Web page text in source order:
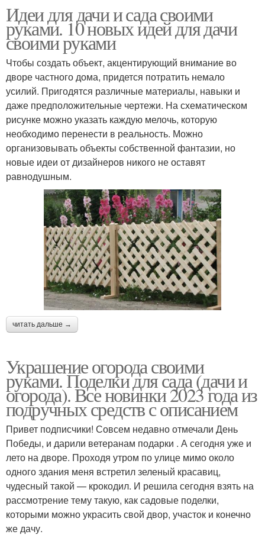
Идеи для дачи и сада своими
руками. 10 новых идей для дачи
своими руками
Чтобы создать объект, акцентирующий внимание во
дворе частного дома, придется потратить немало
усилий. Пригодятся различные материалы, навыки и
даже предположительные чертежи. На схематическом
рисунке можно указать каждую мелочь, которую
необходимо перенести в реальность. Можно
организовывать объекты собственной фантазии, но
новые идеи от дизайнеров никого не оставят
равнодушным.
читать дальше →
Украшение огорода своими
руками. Поделки для сада (дачи и
огорода). Все новинки 2023 года из
подручных средств с описанием
Привет подписчики! Совсем недавно отмечали День
Победы, и дарили ветеранам подарки . А сегодня уже и
лето на дворе. Проходя утром по улице мимо около
одного здания меня встретил зеленый красавиц,
чудесный такой — крокодил. И решила сегодня взять на
рассмотрение тему такую, как садовые поделки,
которыми можно украсить свой двор, участок и конечно
же дачу.